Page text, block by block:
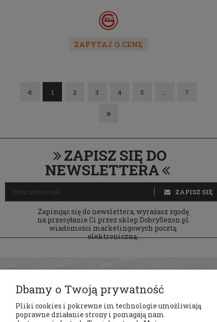
ZAPYTAJ O CENĘ
1 2 3 4 5 ... 7
ZAPISZ SIĘ DO
NEWSLETTERA
Zapisując się do newslettera, wyrażasz zgodę
na przesyłanie Ci przez sklep DobrySezon.pl
wiadomości marketingowych pocztą
elektroniczną.
ZAPISZ SIĘ
Dbamy o Twoją prywatność
Pliki cookies i pokrewne im technologie umożliwiają
poprawne działanie strony i pomagają nam